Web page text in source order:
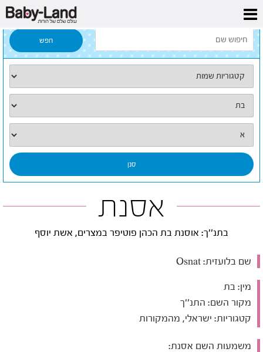
דף הבית
אסנת
בתנ''ך: אוסנת בת הכהן פוטיפר במצרים, אשת יוסף
שם בלועזית:
מין: בת
מקור השם: התנ''ך
קטגוריות: ישראלי, מהמקורות
משמעות השם אסנת: